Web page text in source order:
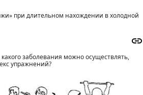
при длительном нахождении в холодной
заболевания можно осуществлять,
упражнений?